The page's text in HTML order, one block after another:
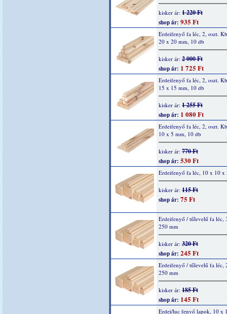
kisker ár: 1 220 Ft
shop ár: 935 Ft
Erdeifenyő fa léc, 2, oszt.
20 x 20 mm, 10 db
kisker ár: 2 000 Ft
shop ár: 1 725 Ft
Erdeifenyő fa léc, 2, oszt.
15 x 15 mm, 10 db
kisker ár: 1 255 Ft
shop ár: 1 080 Ft
Erdeifenyő fa léc, 2, oszt.
10 x 5 mm, 10 db
kisker ár: 770 Ft
shop ár: 530 Ft
Erdeifenyő fa léc, 10 x 10 x
kisker ár: 115 Ft
shop ár: 75 Ft
Erdeifenyő / tűlevelű fa léc,
250 mm
kisker ár: 320 Ft
shop ár: 245 Ft
Erdeifenyő / tűlevelű fa léc,
250 mm
kisker ár: 185 Ft
shop ár: 145 Ft
Erdei/luc fenyő lapok, 10 x